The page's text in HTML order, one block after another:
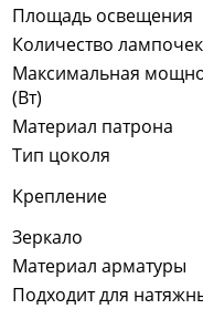
Площадь освещения
Количество
Максимальная
(Вт)
Материал патрона
Тип цоколя
Крепление
Зеркало
Материал арматуры
Подходит для